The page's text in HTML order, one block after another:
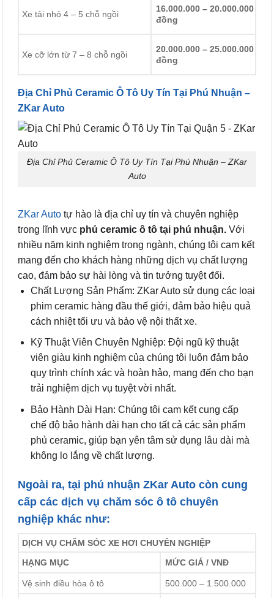
Xe tải nhỏ 4 – 5 chỗ ngồi
16.000.000 – 20.000.000
đồng
Xe cỡ lớn từ 7 – 8 chỗ ngồi
20.000.000 – 25.000.000
đồng
Địa Chỉ Phủ Ceramic Ô Tô Uy Tín Tại Phú Nhuận –
ZKar Auto
Địa Chỉ Phủ Ceramic Ô Tô Uy Tín Tại Phú Nhuận – ZKar
Auto
ZKar Auto tự hào là địa chỉ uy tín và chuyên nghiệp
trong lĩnh vực phủ ceramic ô tô tại phú nhuận. Với
nhiều năm kinh nghiệm trong ngành, chúng tôi cam kết
mang đến cho khách hàng những dịch vụ chất lượng
cao, đảm bảo sự hài lòng và tin tưởng tuyệt đối.
Chất Lượng Sản Phẩm: ZKar Auto sử dụng các loại
phim ceramic hàng đầu thế giới, đảm bảo hiệu quả
cách nhiệt tối ưu và bảo vệ nội thất xe.
Kỹ Thuật Viên Chuyên Nghiệp: Đội ngũ kỹ thuật
viên giàu kinh nghiệm của chúng tôi luôn đảm bảo
quy trình chính xác và hoàn hảo, mang đến cho bạn
trải nghiệm dịch vụ tuyệt vời nhất.
Bảo Hành Dài Hạn: Chúng tôi cam kết cung cấp
chế độ bảo hành dài hạn cho tất cả các sản phẩm
phủ ceramic, giúp bạn yên tâm sử dụng lâu dài mà
không lo lắng về chất lượng.
Ngoài ra, tại phú nhuận ZKar Auto còn cung
cấp các dịch vụ chăm sóc ô tô chuyên
nghiệp khác như:
DỊCH VỤ CHĂM SÓC XE HƠI CHUYÊN NGHIỆP
HẠNG MỤC
MỨC GIÁ / VNĐ
Vệ sinh điều hòa ô tô 500.000 – 1.500.000